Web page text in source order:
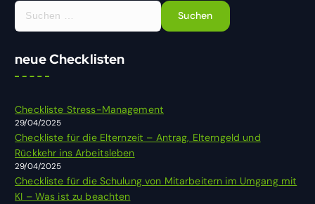
S
h
a
c
h
:
neue Checklisten
Checkliste Stress-Management
29/04/2025
Checkliste für die Elternzeit – Antrag, Elterngeld und
Rückkehr ins Arbeitsleben
29/04/2025
Checkliste für die Schulung von Mitarbeitern im Umgang mit
KI – Was ist zu beachten